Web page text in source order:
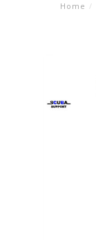
Home /